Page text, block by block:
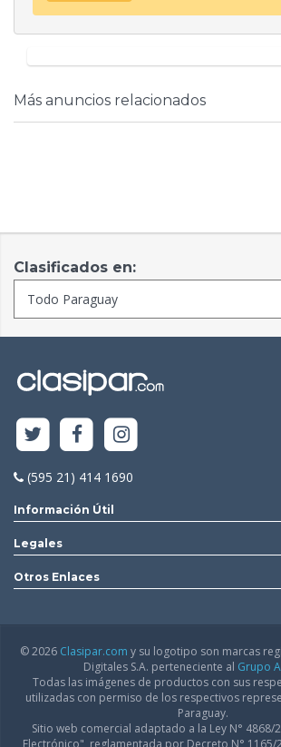
Más anuncios relacionados
Clasificados en:
(595 21) 414 1690
Información Útil
Legales
Otros Enlaces
© 2026 Clasipar.com y su logotipo son marcas
Digitales S.A. perteneciente al Grupo
Todas las imágenes de productos con sus
utilizadas con permiso de los respectivos
Paraguay.
Sitio web comercial adaptado a la Ley N° 4868/
Electrónico", reglamentada por Decreto N° 1165/